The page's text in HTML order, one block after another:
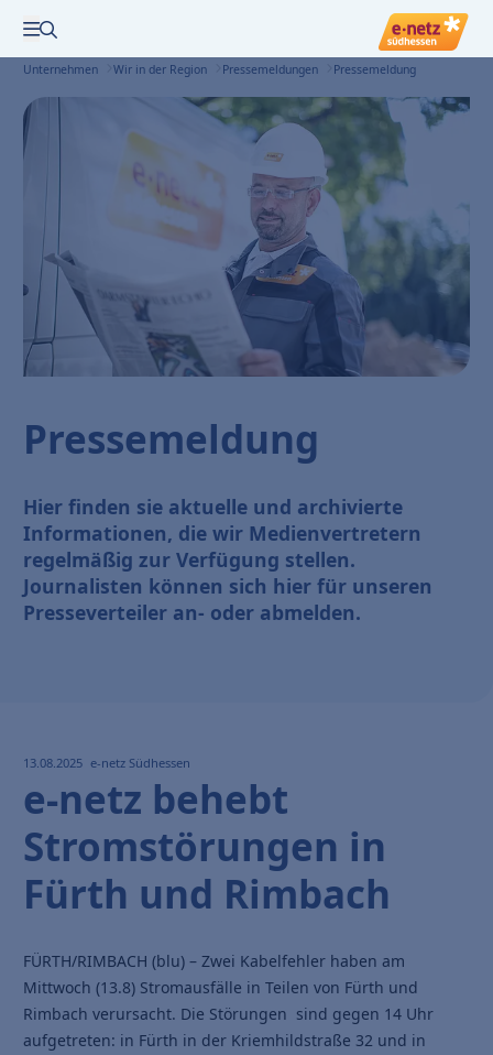
Menü öffnen
Unternehmen Wir in der Region Pressemeldungen Pressemeldung
Pressemeldung
Hier finden sie aktuelle und archivierte
Informationen, die wir Medienvertretern
regelmäßig zur Verfügung stellen.
Journalisten können sich hier für unseren
Presseverteiler an- oder abmelden.
13.08.2025 e-netz Südhessen
e-netz behebt
Stromstörungen in
Fürth und Rimbach
FÜRTH/RIMBACH (blu) – Zwei Kabelfehler haben am
Mittwoch (13.8) Stromausfälle in Teilen von Fürth und
Rimbach verursacht. Die Störungen sind gegen 14 Uhr
aufgetreten: in Fürth in der Kriemhildstraße 32 und in